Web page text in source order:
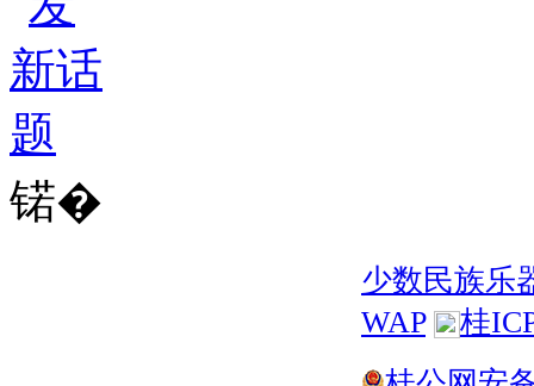
锘�
少数民族乐
WAP
桂